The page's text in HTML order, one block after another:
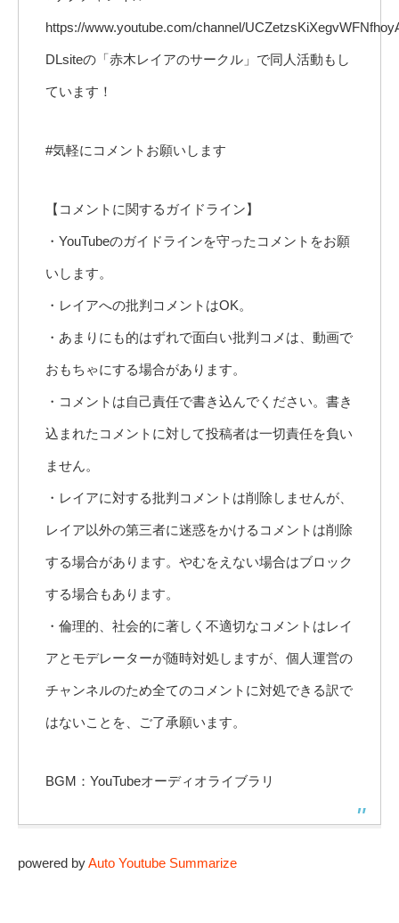
https://www.youtube.com/channel/
DLsiteの「赤木レイアのサークル」で同人活動もし
ています！
#気軽にコメントお願いします
【コメントに関するガイドライン】
・YouTubeのガイドラインを守ったコメントをお願
いします。
・レイアへの批判コメントはOK。
・あまりにも的はずれで面白い批判コメは、動画で
おもちゃにする場合があります。
・コメントは自己責任で書き込んでください。書き
込まれたコメントに対して投稿者は一切責任を負い
ません。
・レイアに対する批判コメントは削除しませんが、
レイア以外の第三者に迷惑をかけるコメントは削除
する場合があります。やむをえない場合はブロック
する場合もあります。
・倫理的、社会的に著しく不適切なコメントはレイ
アとモデレーターが随時対処しますが、個人運営の
チャンネルのため全てのコメントに対処できる訳で
はないことを、ご了承願います。
BGM：YouTubeオーディオライブラリ
powered byAuto Youtube Summarize